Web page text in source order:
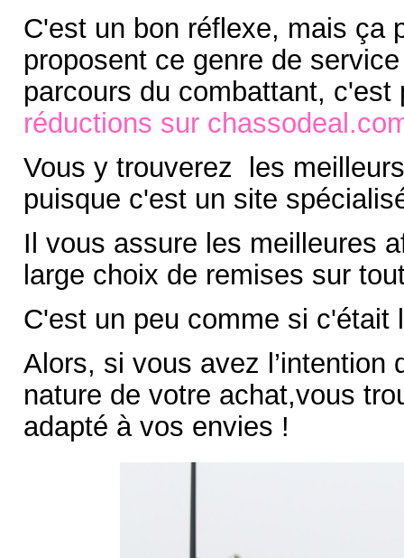
C'est un bon réflexe, mais ça
proposent ce genre de
parcours du combattant,
réductions sur
Vous y trouverez les
puisque c'est un site
Il vous assure les meilleures
large choix de remises sur
C'est un peu comme si c'était
Alors, si vous avez
nature de votre achat,vous
adapté à vos envies !